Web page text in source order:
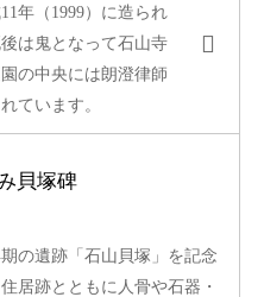
年（1999）に造られ
は鬼となって石山寺
の中央には朗澄律師
ています。
貝塚碑
の遺跡「石山貝塚」を記念
居跡とともに人骨や石器・